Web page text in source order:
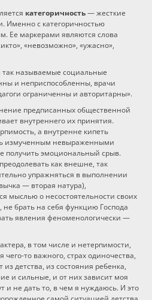
категоричность— жесткие
Именно с категоричностью
Ее маркерами являются слова
«невозможно», «ужасно»,
называемые социальные
и неприспособленны, врачи
ограниченны и авторитарны».
предписанных общественной
внутреннего их принятия.
а внутренне кипеть
измученным невыраженными
получить эмоциональный срыв.
как внешне, так
упражняться в выполнении
— вторая натура),
мыслью о несостоятельности своих
брать на себя функцию Господа
явления феноменологически —
в том числе и нетерпимости,
чего-то важного, страх одиночества,
детства, из состояния ребенка,
и сильные, и от них зависит моя
и не дать то, в чем я нуждаюсь. И это